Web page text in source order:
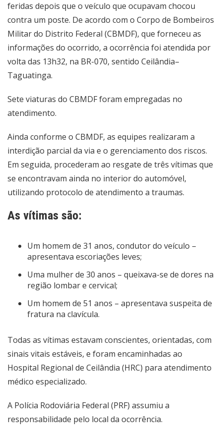
feridas depois que o veículo que ocupavam chocou
contra um poste. De acordo com o Corpo de Bombeiros
Militar do Distrito Federal (CBMDF), que forneceu as
informações do ocorrido, a ocorrência foi atendida por
volta das 13h32, na BR-070, sentido Ceilândia–
Taguatinga.
Sete viaturas do CBMDF foram empregadas no
atendimento.
Ainda conforme o CBMDF, as equipes realizaram a
interdição parcial da via e o gerenciamento dos riscos.
Em seguida, procederam ao resgate de três vítimas que
se encontravam ainda no interior do automóvel,
utilizando protocolo de atendimento a traumas.
As vítimas são:
Um homem de 31 anos, condutor do veículo –
apresentava escoriações leves;
Uma mulher de 30 anos – queixava-se de dores na
região lombar e cervical;
Um homem de 51 anos – apresentava suspeita de
fratura na clavícula.
Todas as vítimas estavam conscientes, orientadas, com
sinais vitais estáveis, e foram encaminhadas ao
Hospital Regional de Ceilândia (HRC) para atendimento
médico especializado.
A Polícia Rodoviária Federal (PRF) assumiu a
responsabilidade pelo local da ocorrência.